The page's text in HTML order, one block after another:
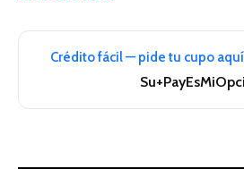
Crédito fácil — pide tu cupo aquí
Su+Pay